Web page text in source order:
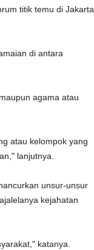
titik temu di Jakarta,
di antara
agama atau
atau kelompok yang
lanjutnya.
unsur-unsur
kejahatan
katanya.